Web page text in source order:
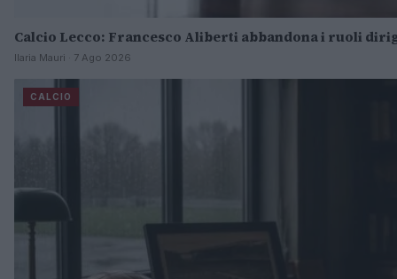
Calcio Lecco: Francesco Aliberti abbandona i ruoli
Ilaria Mauri · 7 Ago 2026
CALCIO